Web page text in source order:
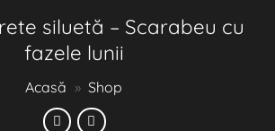
siluetă – Scarabeu cu
fazele lunii
Acasă » Shop